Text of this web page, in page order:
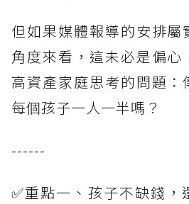
但如果媒體報導的安排屬
角度來看，這未必是偏心
高資產家庭思考的問題：
每個孩子一人一半嗎？
------
✅重點一、孩子不缺錢，